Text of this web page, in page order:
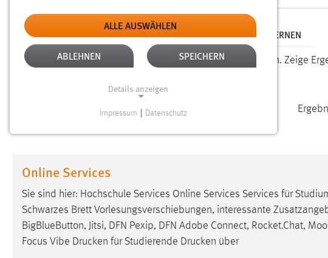
Aktive Filter: ALTER: ÜBER EIN JAHR ALLE FILTER ENTFERNEN
Gesucht nach "moodle". Es wurden 243 Ergebnisse gefunden. Zeige
Online Services
Sie sind hier: Hochschule Services Online Services Services für
Schwarzes Brett Vorlesungsverschiebungen, interessante
BigBlueButton, Jitsi, DFN Pexip, DFN Adobe Connect, Rocket.Chat,
Focus Vibe Drucken für Studierende Drucken über
ALLE AUSWÄHLEN
ABLEHNEN SPEICHERN
Details anzeigen
Website erforderlich.
Einverständnis
Name: cookie_consent
Impressum Datenschutz